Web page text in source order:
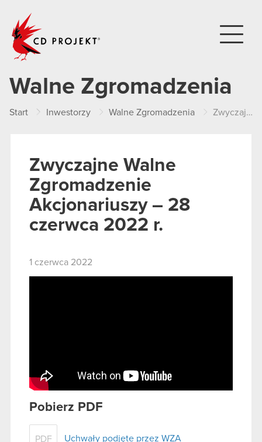
Walne Zgromadzenia
Start Inwestorzy Walne Zgromadzenia Zwyczajne Walne Zgromadzenie Akcjonariuszy – 28 czerwca 2022 r.
Zwyczajne Walne
Zgromadzenie
Akcjonariuszy – 28
czerwca 2022 r.
1 czerwca 2022
Pobierz PDF
PDF Uchwały podjęte przez WZA